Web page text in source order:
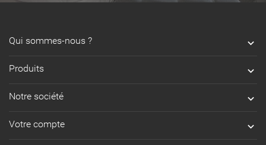
Qui sommes-nous ? 
Produits 
Notre société 
Votre compte 